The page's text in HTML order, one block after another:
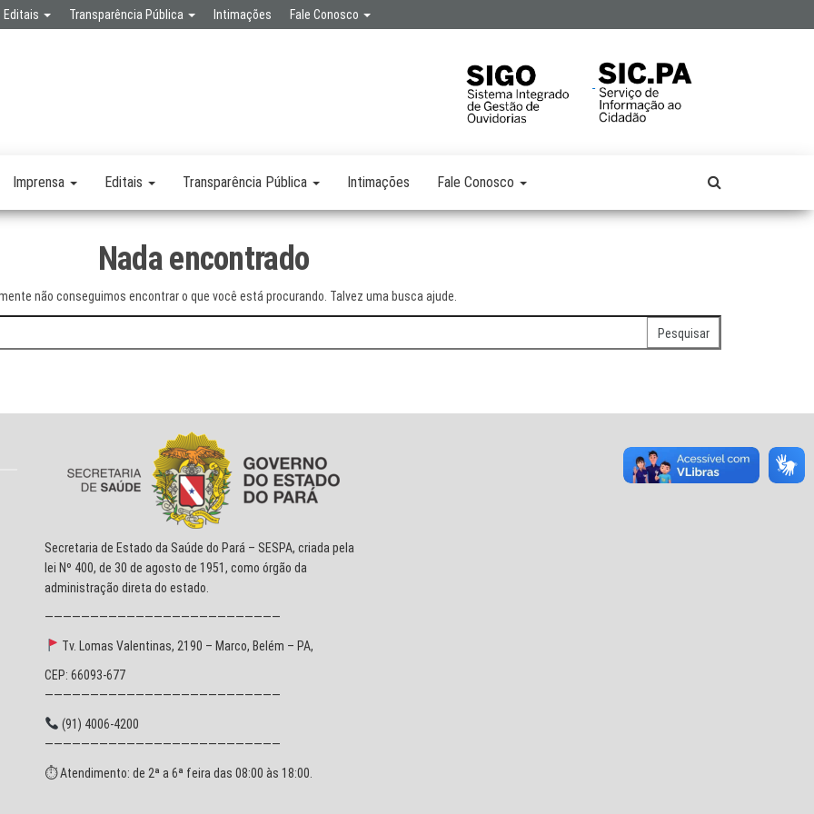
Editais Transparência Pública Intimações Fale Conosco
Imprensa Editais Transparência Pública Intimações Fale Conosco
Nada encontrado
não conseguimos encontrar o que você está procurando. Talvez uma busca ajude.
Secretaria de Estado da Saúde do Pará – SESPA, criada pela
lei Nº 400, de 30 de agosto de 1951, como órgão da
administração direta do estado.
——————————————————————————
Tv. Lomas Valentinas, 2190 – Marco, Belém – PA,
CEP: 66093-677
——————————————————————————
(91) 4006-4200
——————————————————————————
⏱ Atendimento: de 2ª a 6ª feira das 08:00 às 18:00.